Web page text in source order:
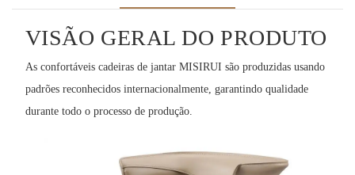
VISÃO GERAL DO PRODUTO
As confortáveis ​​cadeiras de jantar MISIRUI são produzidas usando
padrões reconhecidos internacionalmente, garantindo qualidade
durante todo o processo de produção.